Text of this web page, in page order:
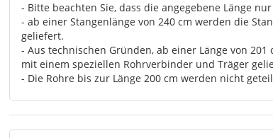
- Bitte beachten Sie, dass die angegebene Länge
- ab einer Stangenlänge von 240 cm werden die
geliefert.
- Aus technischen Gründen, ab einer Länge von
mit einem speziellen Rohrverbinder und Träger
- Die Rohre bis zur Länge 200 cm werden nicht